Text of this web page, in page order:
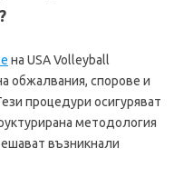
на USA Volleyball
обжалвания, спорове и
процедури осигуряват
методология
възникнали